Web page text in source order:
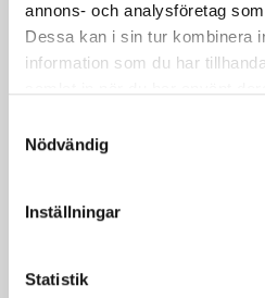
annons- och analysföretag
Dessa kan i sin tur kombinera
information som du har
Nödvändig
Inställningar
Statistik